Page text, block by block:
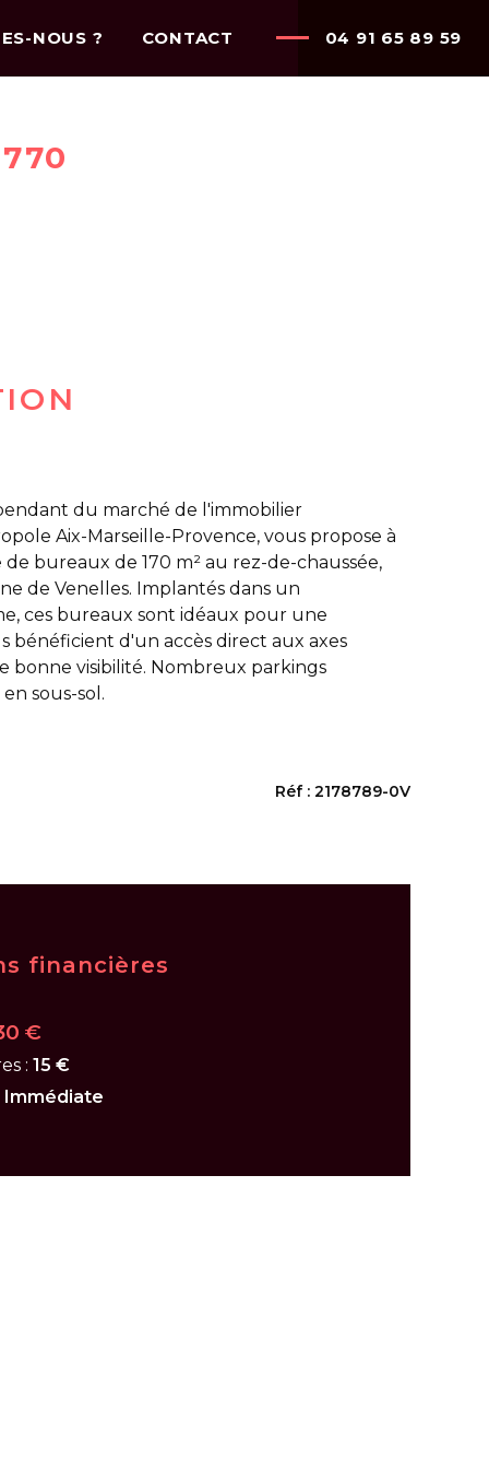
NOUS ? CONTACT 04 91 65 89 59
du marché de l'immobilier
Aix-Marseille-Provence, vous propose à
bureaux de 170 m² au rez-de-chaussée,
de Venelles. Implantés dans un
ces bureaux sont idéaux pour une
bénéficient d'un accès direct aux axes
bonne visibilité. Nombreux parkings
sous-sol.
Réf : 2178789-0V
financières
€
: 15 €
Immédiate